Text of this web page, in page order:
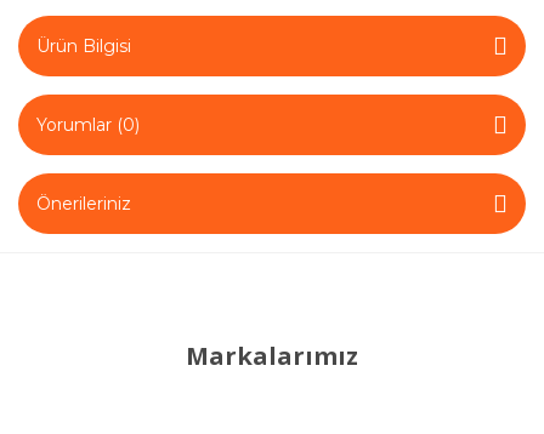
Ürün Bilgisi
Yorumlar (0)
Önerileriniz
Markalarımız